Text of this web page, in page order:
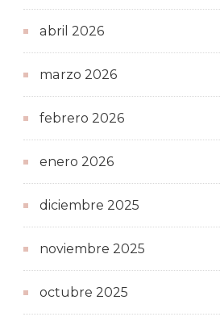
abril 2026
marzo 2026
febrero 2026
enero 2026
diciembre 2025
noviembre 2025
octubre 2025